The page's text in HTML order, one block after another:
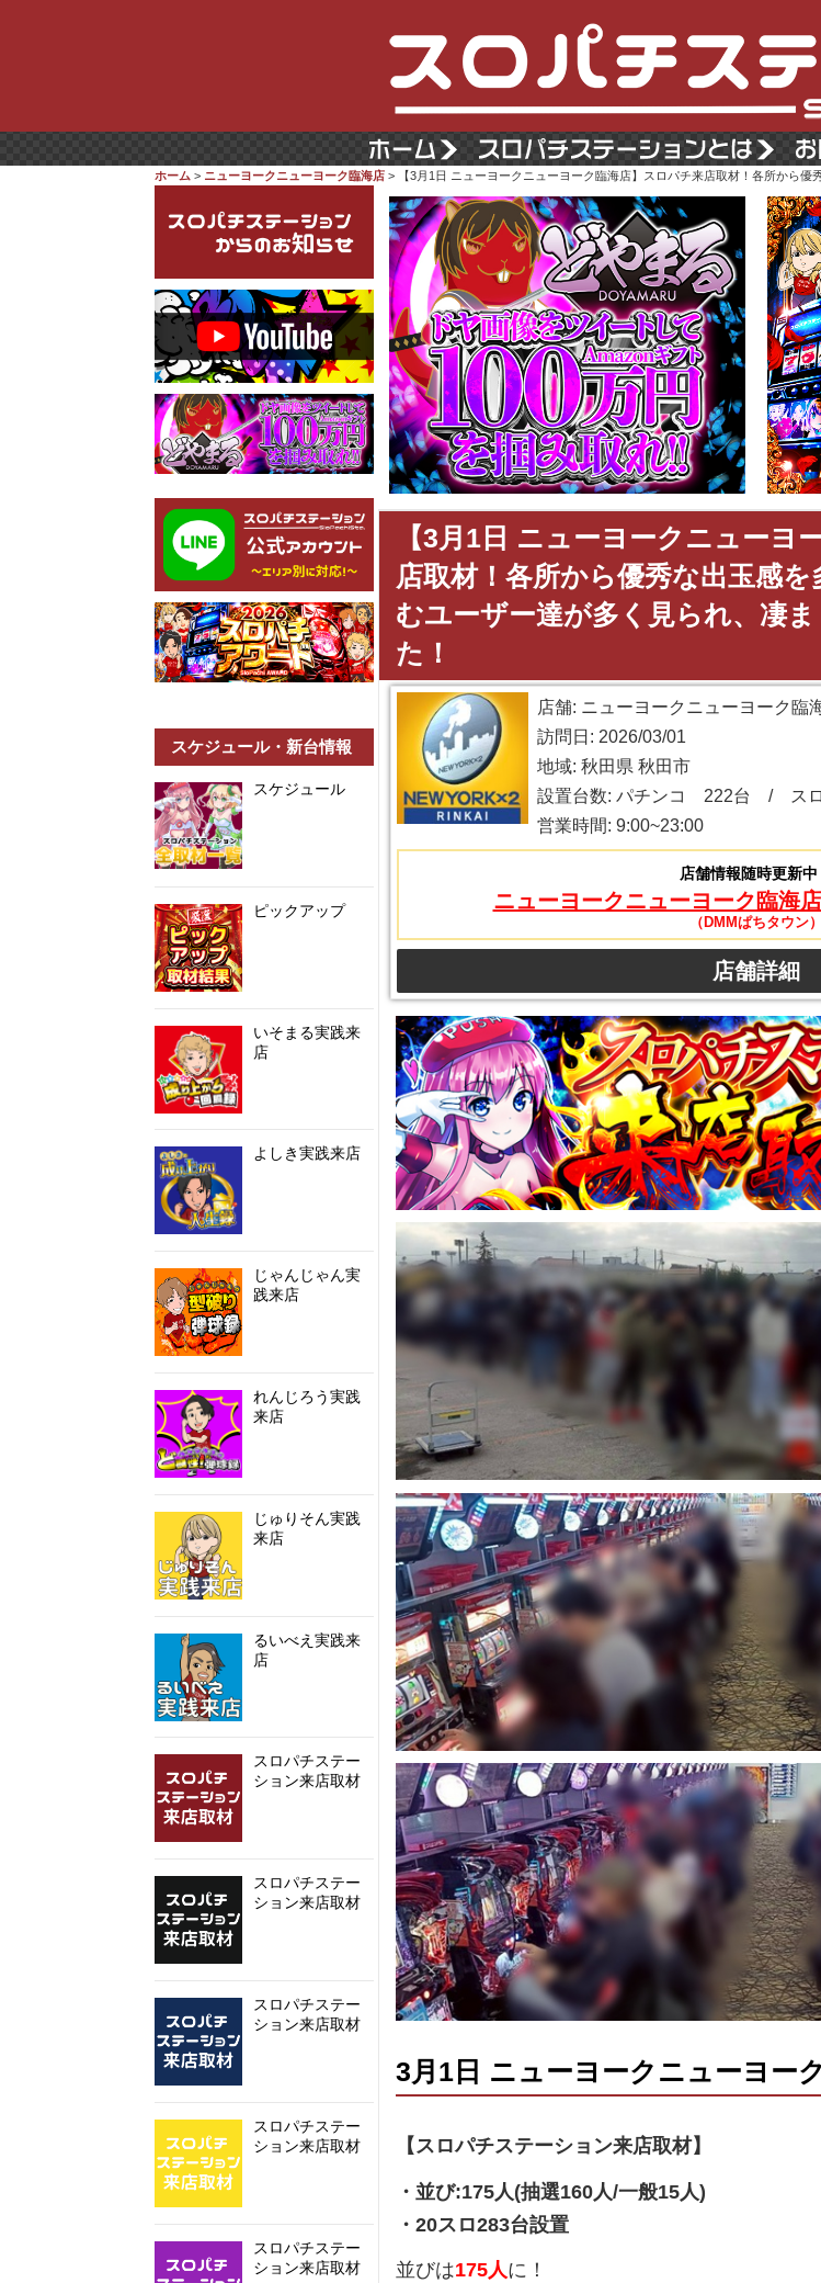
ホーム > ニューヨークニューヨーク臨海店> 【3月1日 ニューヨークニューヨーク臨海店】スロパチ来店取材！各所から優
スケジュール・新台情報
スケジュール
ピックアップ
いそまる実践来
店
よしき実践来店
じゃんじゃん実
践来店
れんじろう実践
来店
じゅりそん実践
来店
るいべえ実践来
店
スロパチステー
ション来店取材
スロパチステー
ション来店取材
スロパチステー
ション来店取材
スロパチステー
ション来店取材
スロパチステー
ション来店取材
【3月1日 ニューヨークニューヨ
店取材！各所から優秀な出玉感
むユーザー達が多く見られ、凄
た！
店舗: ニューヨークニューヨーク臨
訪問日: 2026/03/01
地域: 秋田県 秋田市
設置台数: パチンコ 222台 / ス
営業時間: 9:00~23:00
店舗情報随時更新中
ニューヨークニューヨーク臨海
（DMMぱちタウン）
店舗詳細
3月1日 ニューヨークニューヨー
【スロパチステーション来店取材】
・並び:175人(抽選160人/一般15人)
・20スロ283台設置
並びは175人に！